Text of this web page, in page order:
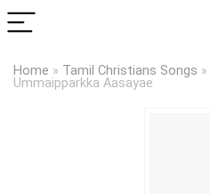
Home » Tamil Christians Songs »
Ummaipparkka Aasayae